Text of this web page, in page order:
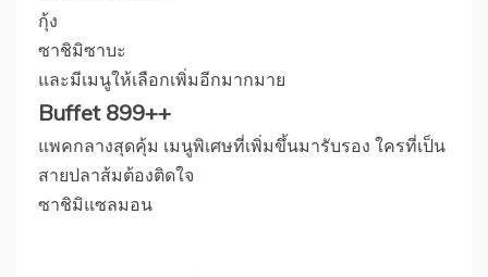
กุ้ง
ซาชิมิซาบะ
และมีเมนูให้เลือกเพิ่มอีกมากมาย
Buffet 899++
แพคกลางสุดคุ้ม เมนูพิเศษที่เพิ่มขึ้นมารับรอง ใครที่เป็น
สายปลาส้มต้องติดใจ
ซาชิมิแซลมอน